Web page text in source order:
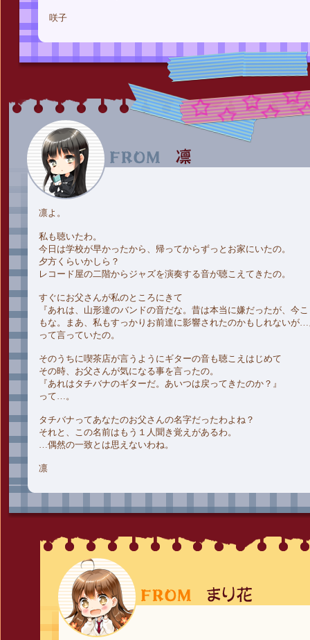
咲子
凛よ。
私も聴いたわ。
今日は学校が早かったから、帰ってからずっとお家にいたの。
夕方くらいかしら？
レコード屋の二階からジャズを演奏する音が聴こえてきたの。
すぐにお父さんが私のところにきて
『あれは、山形達のバンドの音だな。昔は本当に嫌だったが、今
もな。まあ、私もすっかりお前達に影響されたのかもしれないが
って言っていたの。
そのうちに喫茶店が言うようにギターの音も聴こえはじめて
その時、お父さんが気になる事を言ったの。
『あれはタチバナのギターだ。あいつは戻ってきたのか？』
って…。
タチバナってあなたのお父さんの名字だったわよね？
それと、この名前はもう１人聞き覚えがあるわ。
…偶然の一致とは思えないわね。
凛